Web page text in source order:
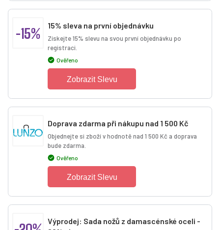
-15% 15% sleva na první objednávku
Získejte 15% slevu na svou první objednávku po
registraci.
Ověřeno
Zobrazit Slevu
Doprava zdarma při nákupu nad 1 500 Kč
Objednejte si zboží v hodnotě nad 1 500 Kč a doprava
bude zdarma.
Ověřeno
Zobrazit Slevu
Výprodej: Sada nožů z damascénské oceli -